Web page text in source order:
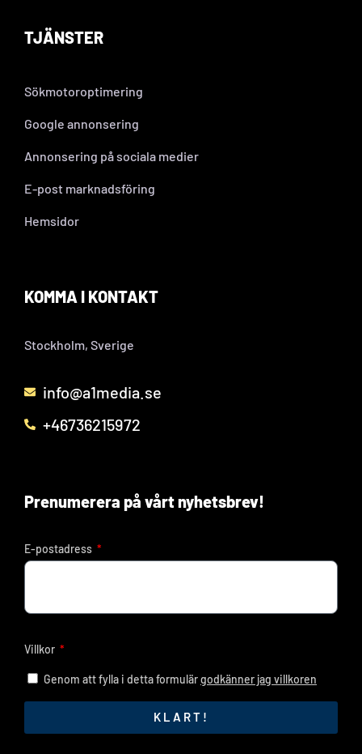
TJÄNSTER
Sökmotoroptimering
Google annonsering
Annonsering på sociala medier
E-post marknadsföring
Hemsidor
KOMMA I KONTAKT
Stockholm, Sverige
info@a1media.se
+46736215972
Prenumerera på vårt nyhetsbrev!
E-postadress
Villkor
Genom att fylla i detta formulärgodkänner jag villkoren
KLART!